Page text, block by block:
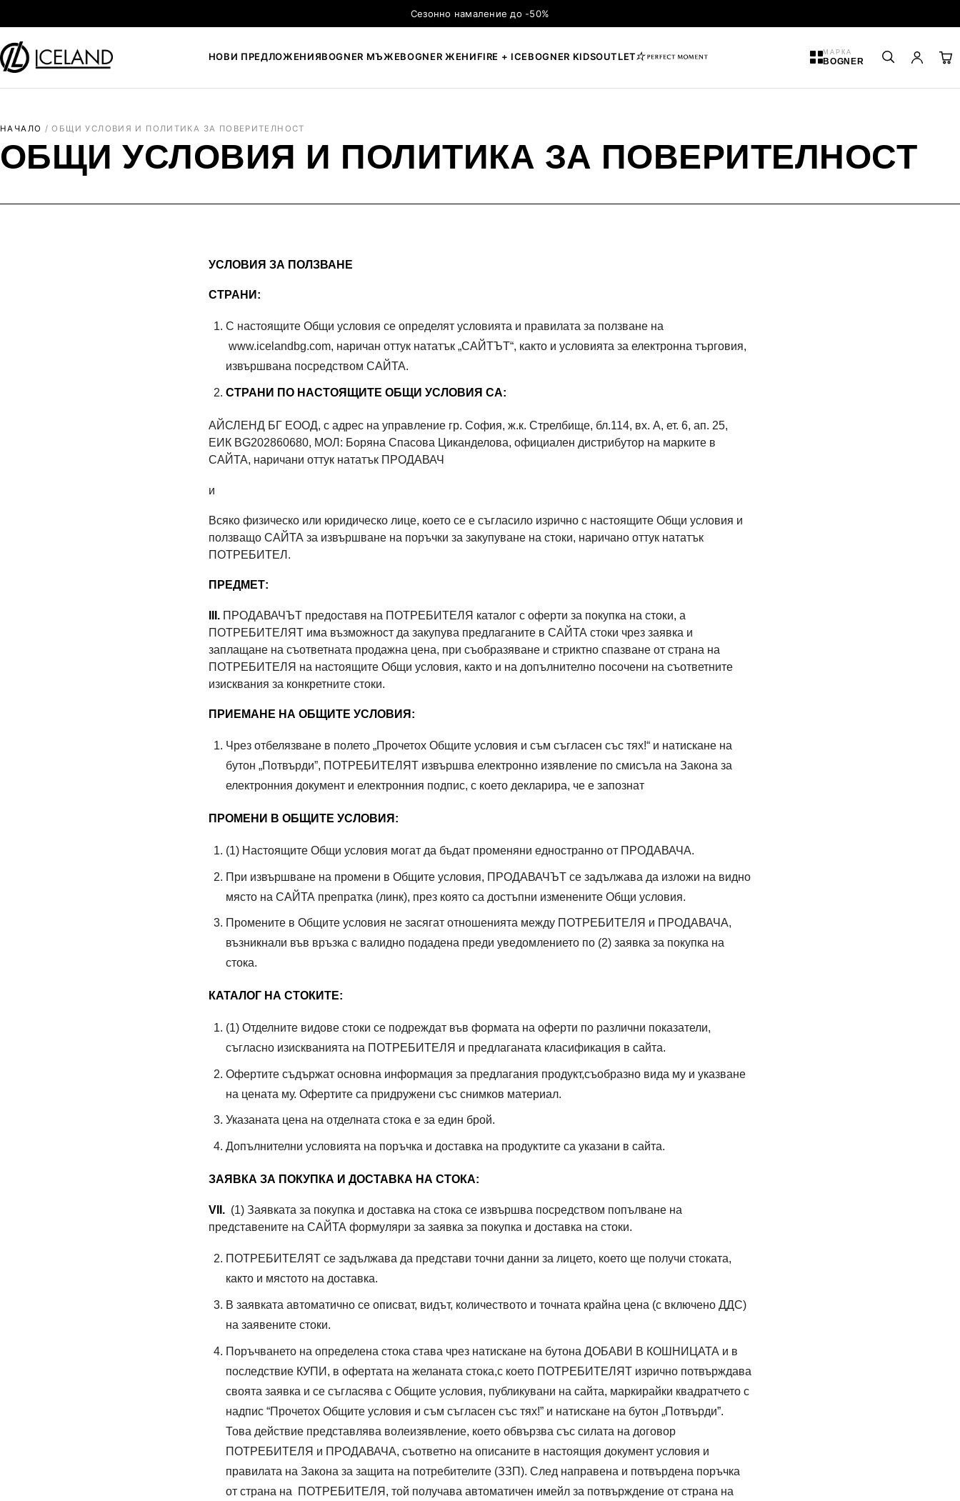
Сезонно намаление до -50%
НОВИ ПРЕДЛОЖЕНИЯBOGNER МЪЖЕBOGNER ЖЕНИFIRE + ICEBOGNER KIDSOUTLET МАРКА
BOGNER
НАЧАЛО /ОБЩИ УСЛОВИЯ И ПОЛИТИКА ЗА ПОВЕРИТЕЛНОСТ
ОБЩИ УСЛОВИЯ И ПОЛИТИКА ЗА ПОВЕРИТЕЛНОСТ
УСЛОВИЯ ЗА ПОЛЗВАНЕ
СТРАНИ:
С настоящите Общи условия се определят условията и правилата за ползване на
www.icelandbg.com, наричан оттук нататък „САЙТЪТ“, както и условията за електронна търговия,
извършвана посредством САЙТА.
СТРАНИ ПО НАСТОЯЩИТЕ ОБЩИ УСЛОВИЯ СА:
АЙСЛЕНД БГ ЕООД, с адрес на управление гр. София, ж.к. Стрелбище, бл.114, вх. А, ет. 6, ап. 25,
ЕИК BG202860680, MОЛ: Боряна Спасова Циканделова, официален дистрибутор на марките в
САЙТА, наричани оттук нататък ПРОДАВАЧ
и
Всяко физическо или юридическо лице, което се е съгласило изрично с настоящите Общи условия и
ползващо САЙТА за извършване на поръчки за закупуване на стоки, наричано оттук нататък
ПОТРЕБИТЕЛ.
ПРЕДМЕТ:
III. ПРОДАВАЧЪТ предоставя на ПОТРЕБИТЕЛЯ каталог с оферти за покупка на стоки, а
ПОТРЕБИТЕЛЯТ има възможност да закупува предлаганите в САЙТА стоки чрез заявка и
заплащане на съответната продажна цена, при съобразяване и стриктно спазване от страна на
ПОТРЕБИТЕЛЯ на настоящите Общи условия, както и на допълнително посочени на съответните
изисквания за конкретните стоки.
ПРИЕМАНЕ НА ОБЩИТЕ УСЛОВИЯ:
Чрез отбелязване в полето „Прочетох Общите условия и съм съгласен със тях!“ и натискане на
бутон „Потвърди”, ПОТРЕБИТЕЛЯТ извършва електронно изявление по смисъла на Закона за
електронния документ и електронния подпис, с което декларира, че е запознат
ПРОМЕНИ В ОБЩИТЕ УСЛОВИЯ:
(1) Настоящите Общи условия могат да бъдат променяни едностранно от ПРОДАВАЧА.
При извършване на промени в Общите условия, ПРОДАВАЧЪТ се задължава да изложи на видно
място на САЙТА препратка (линк), през която са достъпни изменените Общи условия.
Промените в Общите условия не засягат отношенията между ПОТРЕБИТЕЛЯ и ПРОДАВАЧА,
възникнали във връзка с валидно подадена преди уведомлението по (2) заявка за покупка на
стока.
КАТАЛОГ НА СТОКИТЕ:
(1) Отделните видове стоки се подреждат във формата на оферти по различни показатели,
съгласно изискванията на ПОТРЕБИТЕЛЯ и предлаганата класификация в сайта.
Офертите съдържат основна информация за предлагания продукт,съобразно вида му и указване
на цената му. Офертите са придружени със снимков материал.
Указаната цена на отделната стока е за един брой.
Допълнителни условията на поръчка и доставка на продуктите са указани в сайта.
ЗАЯВКА ЗА ПОКУПКА И ДОСТАВКА НА СТОКА:
VII. (1) Заявката за покупка и доставка на стока се извършва посредством попълване на
представените на САЙТА формуляри за заявка за покупка и доставка на стоки.
ПОТРЕБИТЕЛЯТ се задължава да представи точни данни за лицето, което ще получи стоката,
както и мястото на доставка.
В заявката автоматично се описват, видът, количеството и точната крайна цена (с включено ДДС)
на заявените стоки.
Поръчването на определена стока става чрез натискане на бутона ДОБАВИ В КОШНИЦАТА и в
последствие КУПИ, в офертата на желаната стока,с което ПОТРЕБИТЕЛЯТ изрично потвърждава
своята заявка и се съгласява с Общите условия, публикувани на сайта, маркирайки квадратчето с
надпис “Прочетох Общите условия и съм съгласен със тях!” и натискане на бутон „Потвърди”.
Това действие представлява волеизявление, което обвързва със силата на договор
ПОТРЕБИТЕЛЯ и ПРОДАВАЧА, съответно на описаните в настоящия документ условия и
правилата на Закона за защита на потребителите (ЗЗП). След направена и потвърдена поръчка
от страна на ПОТРЕБИТЕЛЯ, той получава автоматичен имейл за потвърждение от страна на